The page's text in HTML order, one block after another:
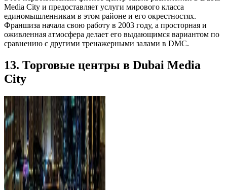
Media City и предоставляет услуги мирового класса
единомышленникам в этом районе и его окрестностях.
Франшиза начала свою работу в 2003 году, а просторная и
оживленная атмосфера делает его выдающимся вариантом по
сравнению с другими тренажерными залами в DMC.
13. Торговые центры в Dubai Media
City